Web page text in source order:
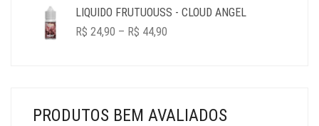
R$ 24,90
LIQUIDO FRUTUOUSS - CLOUD ANGEL
R$ 24,90 – R$ 44,90
PRODUTOS BEM AVALIADOS